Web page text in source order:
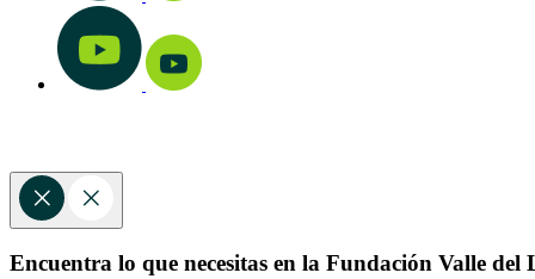
Encuentra lo que necesitas en la Fundación Valle del